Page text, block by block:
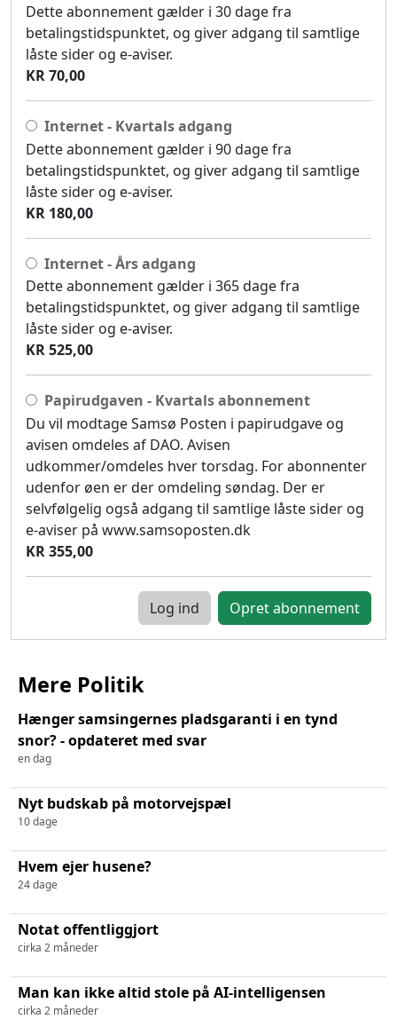
Dette abonnement gælder i 30 dage fra
betalingstidspunktet, og giver adgang til samtlige
låste sider og e-aviser.
KR 70,00
Internet - Kvartals adgang
Dette abonnement gælder i 90 dage fra
betalingstidspunktet, og giver adgang til samtlige
låste sider og e-aviser.
KR 180,00
Internet - Års adgang
Dette abonnement gælder i 365 dage fra
betalingstidspunktet, og giver adgang til samtlige
låste sider og e-aviser.
KR 525,00
Papirudgaven - Kvartals abonnement
Du vil modtage Samsø Posten i papirudgave og
avisen omdeles af DAO. Avisen
udkommer/omdeles hver torsdag. For abonnenter
udenfor øen er der omdeling søndag. Der er
selvfølgelig også adgang til samtlige låste sider og
e-aviser på www.samsoposten.dk
KR 355,00
Log ind
Mere Politik
Hænger samsingernes pladsgaranti i en tynd
snor? - opdateret med svar
en dag
Nyt budskab på motorvejspæl
10 dage
Hvem ejer husene?
24 dage
Notat offentliggjort
cirka 2 måneder
Man kan ikke altid stole på AI-intelligensen
cirka 2 måneder